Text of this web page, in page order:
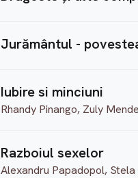
Jurământul -
Iubire si minciuni
Rhandy Pinango, Zuly
Razboiul sexelor
Alexandru Papadopol,